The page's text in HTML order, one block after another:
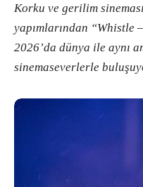
Korku ve gerilim
yapımlarından “Whistle
2026’da dünya ile aynı
sinemaseverlerle